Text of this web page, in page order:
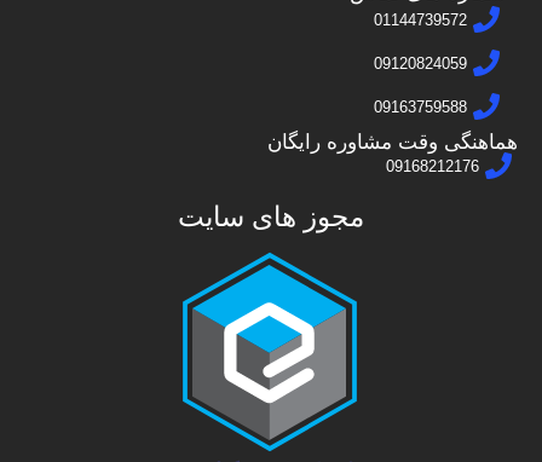
01144739572
09120824059
09163759588
هماهنگی وقت مشاوره رایگان
09168212176
مجوز های سایت